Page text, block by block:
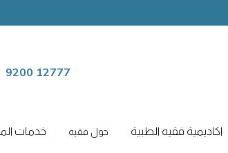
9200 12777
اكاديمية فقيه الطبية حول فقيه خدمات